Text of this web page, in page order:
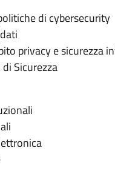
di cybersecurity
privacy e sicurezza
Sicurezza